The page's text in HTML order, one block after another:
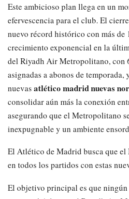
Este ambicioso plan llega en un
efervescencia para el club. El
nuevo récord histórico con más de
crecimiento exponencial en la
del Riyadh Air Metropolitano, con
asignadas a abonos de temporada,
nuevas atlético madrid nuevas
consolidar aún más la conexión
asegurando que el Metropolitano
inexpugnable y un ambiente
El Atlético de Madrid busca que
en todos los partidos con estas
El objetivo principal es que